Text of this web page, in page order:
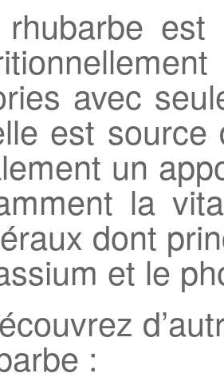
avec
est source
un
la
dont
et le
: